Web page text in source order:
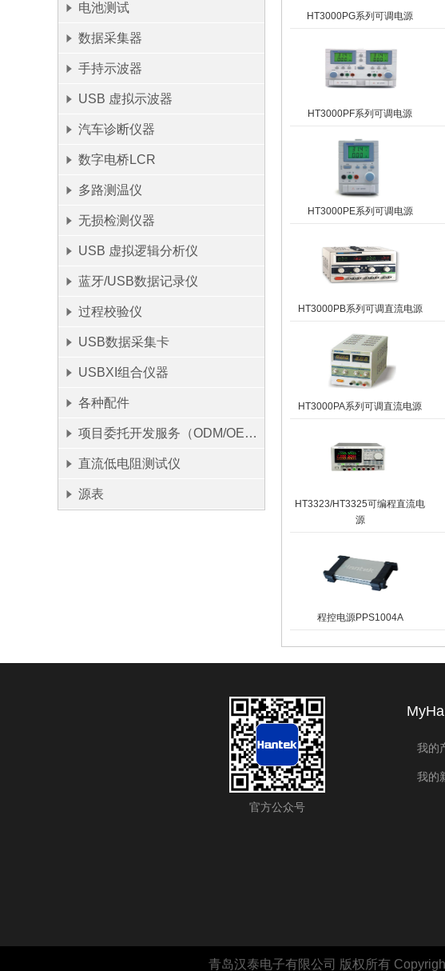
电池测试
数据采集器
手持示波器
USB 虚拟示波器
汽车诊断仪器
数字电桥LCR
多路测温仪
无损检测仪器
USB 虚拟逻辑分析仪
蓝牙/USB数据记录仪
过程校验仪
USB数据采集卡
USBXI组合仪器
各种配件
项目委托开发服务（ODM/OEM）
直流低电阻测试仪
源表
HT3000PG系列可调电源
HT3000PF系列可调电源
HT3000PE系列可调电源
HT3000PB系列可调直流电源
HT3000PA系列可调直流电源
HT3323/HT3325可编程直流电
源
程控电源PPS1004A
官方公众号
我的
我的
青岛汉泰电子有限公司 版权所有